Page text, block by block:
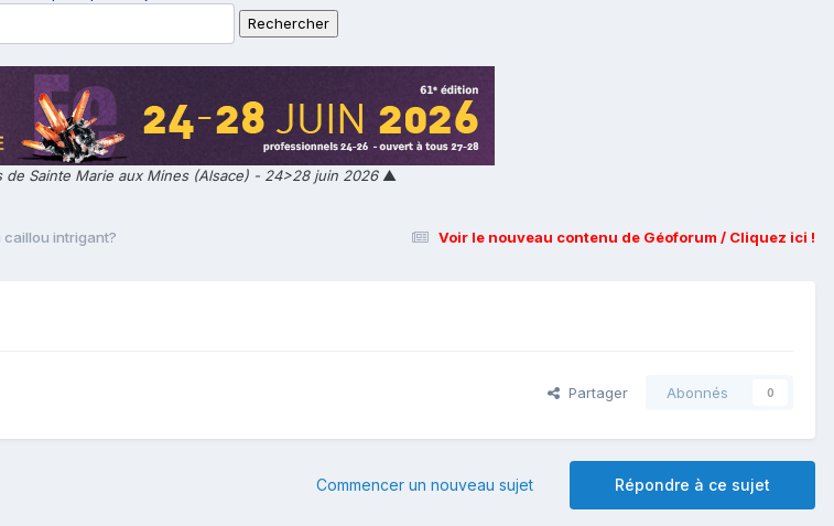
Sainte Marie aux Mines (Alsace) - 24>28 juin 2026▲
Voir le nouveau contenu de Géoforum / Cliquez ici !
caillou intrigant?
Partager Abonnés 0
Répondre à ce sujet
Commencer un nouveau sujet